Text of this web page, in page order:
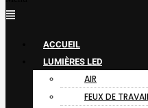
ACCUEIL
LUMIÈRES LED
AIR
FEUX DE